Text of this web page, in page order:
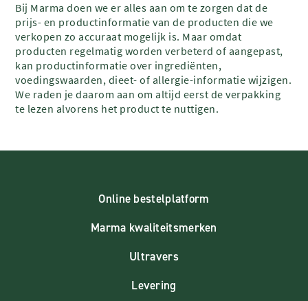
Bij Marma doen we er alles aan om te zorgen dat de
prijs- en productinformatie van de producten die we
verkopen zo accuraat mogelijk is. Maar omdat
producten regelmatig worden verbeterd of aangepast,
kan productinformatie over ingrediënten,
voedingswaarden, dieet- of allergie-informatie wijzigen.
We raden je daarom aan om altijd eerst de verpakking
te lezen alvorens het product te nuttigen.
Online bestelplatform
Marma kwaliteitsmerken
Ultravers
Levering